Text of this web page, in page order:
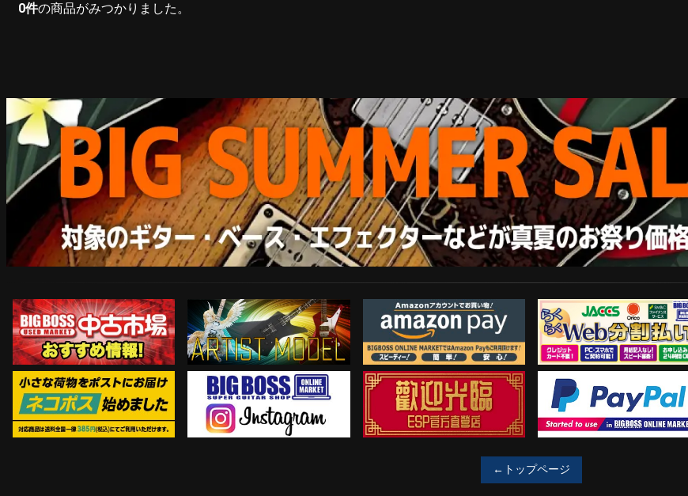
0件の商品がみつかりました。
中古市場おすすめ情報!! ARTIST MODEL Amazon Pay らくらくWeb分割払い
ネコポス対象商品はコチラ Instagram 歓迎工臨 PayPal決済がご利用可能！
←トップページ